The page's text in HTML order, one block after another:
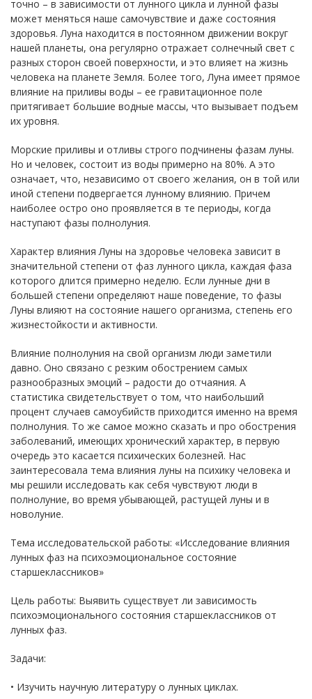
точно – в зависимости от лунного цикла и лунной фазы
может меняться наше самочувствие и даже состояния
здоровья. Луна находится в постоянном движении вокруг
нашей планеты, она регулярно отражает солнечный свет с
разных сторон своей поверхности, и это влияет на жизнь
человека на планете Земля. Более того, Луна имеет прямое
влияние на приливы воды – ее гравитационное поле
притягивает большие водные массы, что вызывает подъем
их уровня.
Морские приливы и отливы строго подчинены фазам луны.
Но и человек, состоит из воды примерно на 80%. А это
означает, что, независимо от своего желания, он в той или
иной степени подвергается лунному влиянию. Причем
наиболее остро оно проявляется в те периоды, когда
наступают фазы полнолуния.
Характер влияния Луны на здоровье человека зависит в
значительной степени от фаз лунного цикла, каждая фаза
которого длится примерно неделю. Если лунные дни в
большей степени определяют наше поведение, то фазы
Луны влияют на состояние нашего организма, степень его
жизнестойкости и активности.
Влияние полнолуния на свой организм люди заметили
давно. Оно связано с резким обострением самых
разнообразных эмоций – радости до отчаяния. А
статистика свидетельствует о том, что наибольший
процент случаев самоубийств приходится именно на время
полнолуния. То же самое можно сказать и про обострения
заболеваний, имеющих хронический характер, в первую
очередь это касается психических болезней. Нас
заинтересовала тема влияния луны на психику человека и
мы решили исследовать как себя чувствуют люди в
полнолуние, во время убывающей, растущей луны и в
новолуние.
Тема исследовательской работы: «Исследование влияния
лунных фаз на психоэмоциональное состояние
старшеклассников»
Цель работы: Выявить существует ли зависимость
психоэмоционального состояния старшеклассников от
лунных фаз.
Задачи:
• Изучить научную литературу о лунных циклах.